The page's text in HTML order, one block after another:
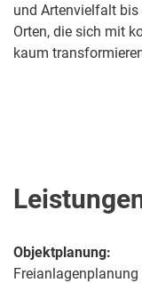
und Artenvielfalt
Orten, die sich mit
kaum
Objektplanung: